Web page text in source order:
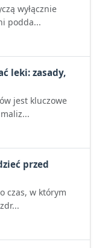
wyłącznie
podda...
leki: zasady,
jest kluczowe
przed
czas, w którym